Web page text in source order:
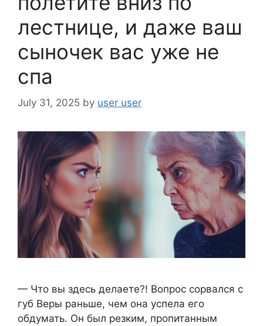
лестнице, и даже ваш
сыночек вас уже не
спа
July 31, 2025 by user user
— Что вы здесь делаете?! Вопрос сорвался с
губ Веры раньше, чем она успела его
обдумать. Он был резким, пропитанным